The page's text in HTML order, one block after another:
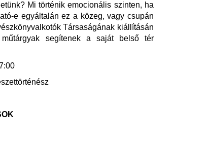
Mi történik emocionális szinten, ha
e egyáltalán ez a közeg, vagy csupán
Társaságának kiállításán
segítenek a saját belső tér